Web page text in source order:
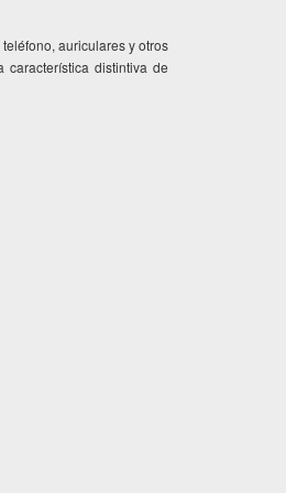
auriculares y otros
distintiva de